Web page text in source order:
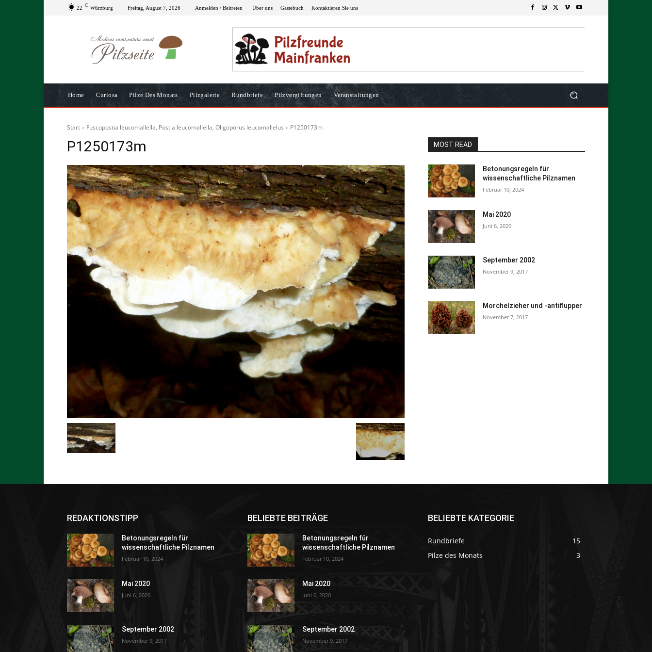
22 C Würzburg Freitag, August 7, 2026 Anmelden / Beitreten Über uns Gästebuch Kontaktieren Sie uns
Home Curiosa Pilze Des Monats Pilzgalerie Rundbriefe Pilzvergiftungen Veranstaltungen
Start Fuscopostia leucomallella, Postia leucomallella, Oligoporus leucomallelus P1250173m
P1250173m MOST READ
Betonungsregeln für
wissenschaftliche Pilznamen
Februar 10, 2024
Mai 2020
Juni 6, 2020
September 2002
November 9, 2017
Morchelzieher und -antiflupper
November 7, 2017
REDAKTIONSTIPP
Betonungsregeln für
wissenschaftliche Pilznamen
Februar 10, 2024
Mai 2020
Juni 6, 2020
September 2002
November 9, 2017
BELIEBTE BEITRÄGE
Betonungsregeln für
wissenschaftliche Pilznamen
Februar 10, 2024
Mai 2020
Juni 6, 2020
September 2002
November 9, 2017
BELIEBTE KATEGORIE
Rundbriefe
15
Pilze des Monats
3